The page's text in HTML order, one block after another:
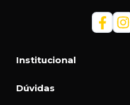
Institucional
Dúvidas